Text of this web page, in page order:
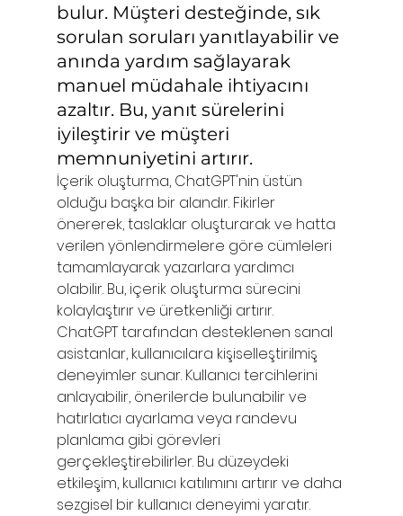
bulur. Müşteri desteğinde, sık
sorulan soruları yanıtlayabilir ve
anında yardım sağlayarak
manuel müdahale ihtiyacını
azaltır. Bu, yanıt sürelerini
iyileştirir ve müşteri
memnuniyetini artırır.
İçerik oluşturma, ChatGPT'nin üstün
olduğu başka bir alandır. Fikirler
önererek, taslaklar oluşturarak ve hatta
verilen yönlendirmelere göre cümleleri
tamamlayarak yazarlara yardımcı
olabilir. Bu, içerik oluşturma sürecini
kolaylaştırır ve üretkenliği artırır.
ChatGPT tarafından desteklenen sanal
asistanlar, kullanıcılara kişiselleştirilmiş
deneyimler sunar. Kullanıcı tercihlerini
anlayabilir, önerilerde bulunabilir ve
hatırlatıcı ayarlama veya randevu
planlama gibi görevleri
gerçekleştirebilirler. Bu düzeydeki
etkileşim, kullanıcı katılımını artırır ve daha
sezgisel bir kullanıcı deneyimi yaratır.